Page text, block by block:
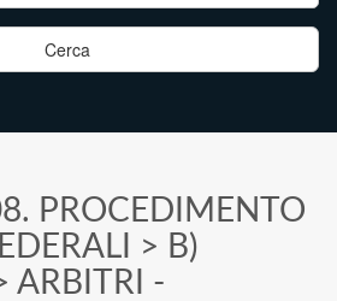
PROCEDIMENTO
> B)
ARBITRI -